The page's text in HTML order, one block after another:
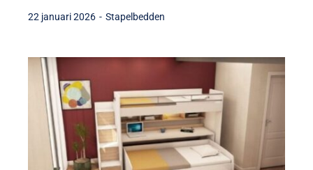
22 januari 2026 - Stapelbedden